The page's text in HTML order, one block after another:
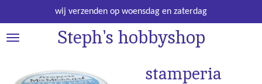
direct
naar
Steph's hobbyshop
wij verzenden op woensdag en zaterdag
stamperia